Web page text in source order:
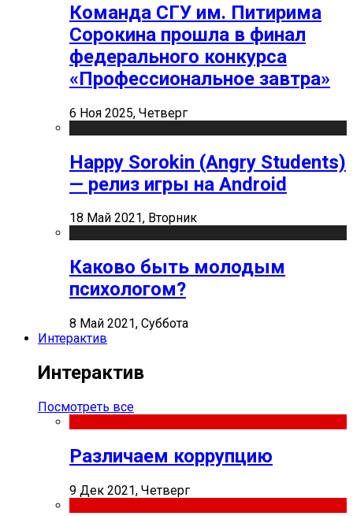
Команда СГУ им. Питирима
Сорокина прошла в финал
федерального конкурса
«Профессиональное завтра»
6 Ноя 2025, Четверг
Happy Sorokin (Angry Students)
— релиз игры на Android
18 Май 2021, Вторник
Каково быть молодым
психологом?
8 Май 2021, Суббота
Интерактив
Интерактив
Посмотреть все
Различаем коррупцию
9 Дек 2021, Четверг